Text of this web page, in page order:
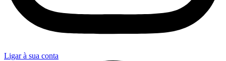
Ligar à sua conta